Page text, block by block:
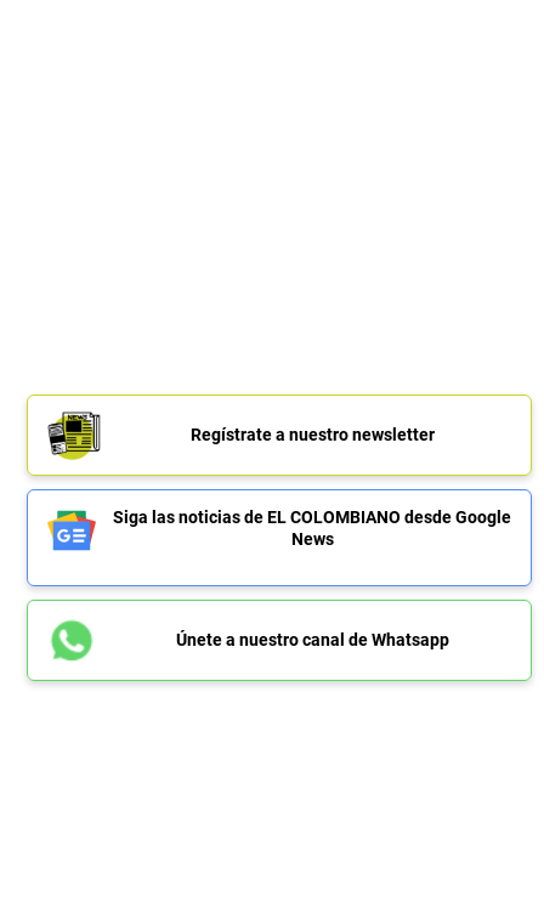
Regístrate a nuestro newsletter
Siga las noticias de EL COLOMBIANO desde Google
News
Únete a nuestro canal de Whatsapp